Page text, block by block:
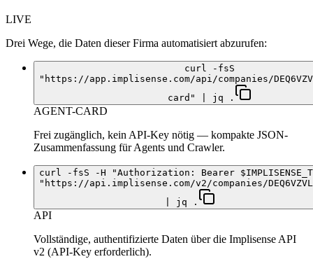
LIVE
Drei Wege, die Daten dieser Firma automatisiert abzurufen:
curl -fsS
"https://app.implisense.com/api/companies/
card" | jq .
AGENT-CARD
Frei zugänglich, kein API-Key nötig — kompakte JSON-
Zusammenfassung für Agents und Crawler.
curl -fsS -H "Authorization: Bearer
"https://api.implisense.com/v2/companies/
| jq .
API
Vollständige, authentifizierte Daten über die Implisense API
v2 (API-Key erforderlich).